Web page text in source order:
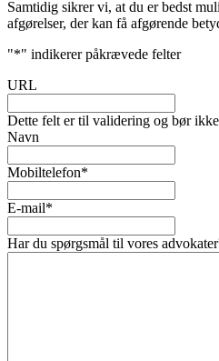
Samtidig sikrer vi, at du er bedst
afgørelser, der kan få afgørende
"*" indikerer påkrævede felter
URL
Dette felt er til validering og bør
Navn
Mobiltelefon*
E-mail*
Har du spørgsmål til vores